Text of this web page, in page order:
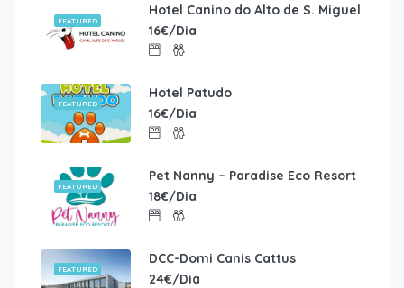
FEATURED
Hotel Canino do Alto de S. Miguel
16€/Dia
FEATURED
Hotel Patudo
16€/Dia
FEATURED
Pet Nanny – Paradise Eco Resort
18€/Dia
FEATURED
DCC-Domi Canis Cattus
24€/Dia